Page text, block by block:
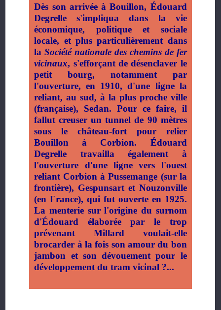
Dès son arrivée à Bouillon, Édouard
Degrelle s'impliqua dans la vie
économique, politique et sociale
locale, et plus particulièrement dans
laSociété nationale des chemins de fer
vicinaux, s'efforçant de désenclaver le
petit bourg, notamment par
l'ouverture, en 1910, d'une ligne la
reliant, au sud, à la plus proche ville
(française), Sedan. Pour ce faire, il
fallut creuser un tunnel de 90 mètres
sous le château-fort pour relier
Bouillon à Corbion. Édouard
Degrelle travailla également à
l'ouverture d'une ligne vers l'ouest
reliant Corbion à Pussemange (sur la
frontière), Gespunsart et Nouzonville
(en France), qui fut ouverte en 1925.
La menterie sur l'origine du surnom
d'Édouard élaborée par le trop
prévenant Millard voulait-elle
brocarder à la fois son amour du bon
jambon et son dévouement pour le
développement du tram vicinal ?...